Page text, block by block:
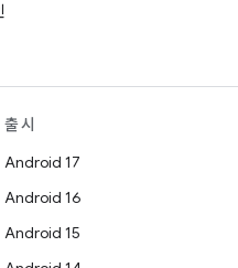
출시
Android 17
Android 16
Android 15